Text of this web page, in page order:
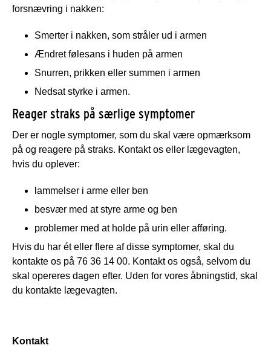
forsnævring i nakken:
Smerter i nakken, som stråler ud i armen
Ændret følesans i huden på armen
Snurren, prikken eller summen i armen
Nedsat styrke i armen.
Reager straks på særlige symptomer
Der er nogle symptomer, som du skal være opmærksom
på og reagere på straks. Kontakt os eller lægevagten,
hvis du oplever:
lammelser i arme eller ben
besvær med at styre arme og ben
problemer med at holde på urin eller afføring.
Hvis du har ét eller flere af disse symptomer, skal du
kontakte os på 76 36 14 00. Kontakt os også, selvom du
skal opereres dagen efter. Uden for vores åbningstid, skal
du kontakte lægevagten.
Kontakt